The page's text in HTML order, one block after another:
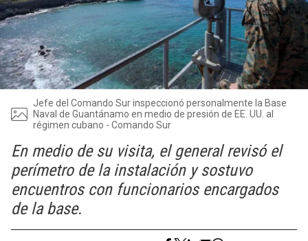
Jefe del Comando Sur inspeccionó personalmente la Base
Naval de Guantánamo en medio de presión de EE. UU. al
régimen cubano - Comando Sur
En medio de su visita, el general revisó el
perímetro de la instalación y sostuvo
encuentros con funcionarios encargados
de la base.